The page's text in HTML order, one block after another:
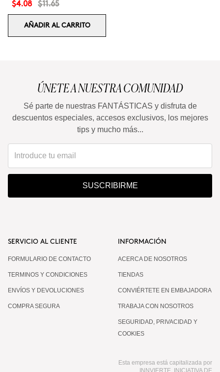
$4.08 $11.65
AÑADIR AL CARRITO
ÚNETE A NUESTRA COMUNIDAD
Sé parte de nuestras FANTÁSTICAS y disfruta de
descuentos especiales, accesos exclusivos, los mejores
tips y mucho más...
SUSCRIBIRME
SERVICIO AL CLIENTE
FORMULARIO DE CONTACTO
TERMINOS Y CONDICIONES
ENVÍOS Y DEVOLUCIONES
COMPRA SEGURA
INFORMACIÓN
ACERCA DE NOSOTROS
TIENDAS
CONVIÉRTETE EN EMBAJADORA
TRABAJA CON NOSOTROS
SEGURIDAD, PRIVACIDAD Y
COOKIES
Esta empresa está capitalizada por
INNVIERTE, INICIATIVA DE